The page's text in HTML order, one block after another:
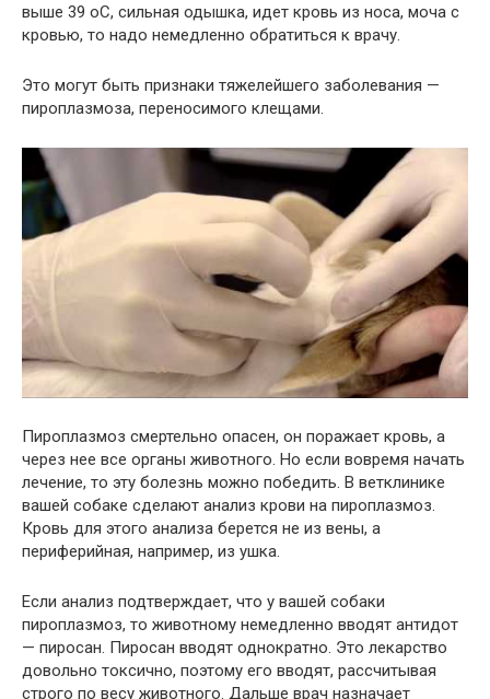
выше 39 оС, сильная одышка, идет кровь из носа, моча с
кровью, то надо немедленно обратиться к врачу.
Это могут быть признаки тяжелейшего заболевания —
пироплазмоза, переносимого клещами.
Пироплазмоз смертельно опасен, он поражает кровь, а
через нее все органы животного. Но если вовремя начать
лечение, то эту болезнь можно победить. В ветклинике
вашей собаке сделают анализ крови на пироплазмоз.
Кровь для этого анализа берется не из вены, а
периферийная, например, из ушка.
Если анализ подтверждает, что у вашей собаки
пироплазмоз, то животному немедленно вводят антидот
— пиросан. Пиросан вводят однократно. Это лекарство
довольно токсично, поэтому его вводят, рассчитывая
строго по весу животного. Дальше врач назначает